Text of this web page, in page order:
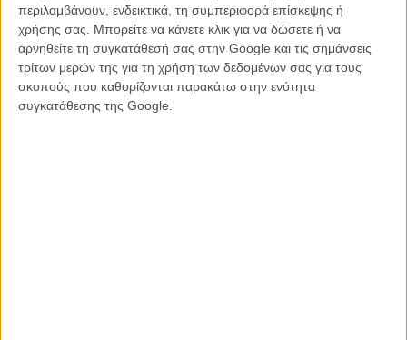
περιλαμβάνουν, ενδεικτικά, τη συμπεριφορά επίσκεψης ή
χρήσης σας. Μπορείτε να κάνετε κλικ για να δώσετε ή να
αρνηθείτε τη συγκατάθεσή σας στην Google και τις σημάνσεις
τρίτων μερών της για τη χρήση των δεδομένων σας για τους
σκοπούς που καθορίζονται παρακάτω στην ενότητα
συγκατάθεσης της Google.
Το «Black Mass» σκηνοθετεί ο Σκοτ Κούπερ (με εύσημα το «Crazy
Heart» που χάρισε στον Τζεφ Μπρίτζες το Οσκαρ Α' Ανδρικού
Ρόλου και το«Out of Furnace»